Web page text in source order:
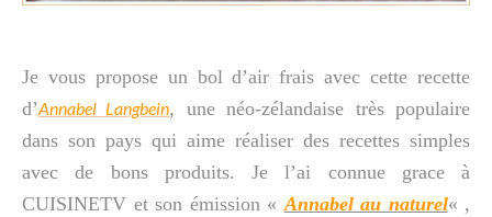
Je vous propose un bol d’air frais avec cette recette
d’Annabel Langbein, une néo-zélandaise très populaire
dans son pays qui aime réaliser des recettes simples
avec de bons produits. Je l’ai connue grace à
CUISINETV et son émission «Annabel au naturel« ,